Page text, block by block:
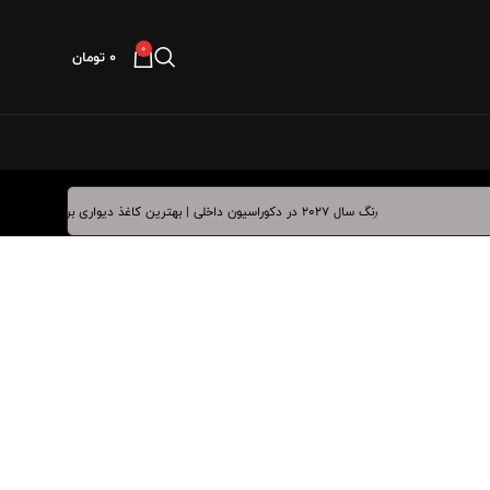
0 ۰تومان
رنگ سال ۲۰۲۷ در دکوراسیون داخلی | بهترین کاغذ دیواری برای آبی درخشان